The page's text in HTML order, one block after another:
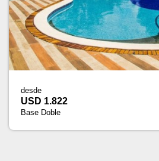
desde
USD 1.822
Base Doble